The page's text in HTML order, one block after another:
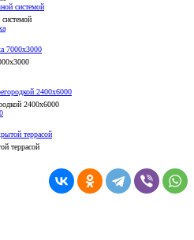
2400х6000
террасой